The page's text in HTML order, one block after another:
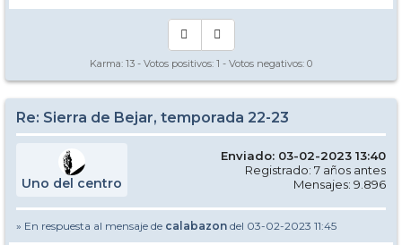
Karma: 13 - Votos positivos: 1 - Votos negativos: 0
Re: Sierra de Bejar, temporada 22-23
Uno del centro
Enviado: 03-02-2023 13:40
Registrado: 7 años antes
Mensajes: 9.896
» En respuesta al mensaje de calabazon del 03-02-2023 11:45